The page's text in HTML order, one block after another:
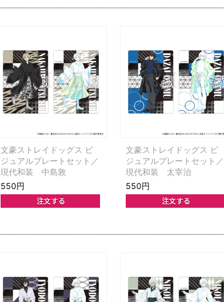
文豪ストレイドッグス ビ
ジュアルプレートセット／
現代和装 中島敦
550円
文豪ストレイドッグス ビ
ジュアルプレートセット／
現代和装 太宰治
550円